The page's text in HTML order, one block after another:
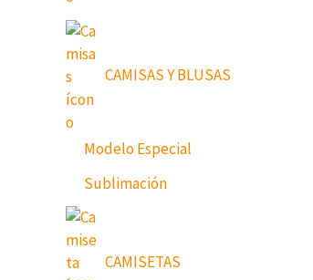
CAMISAS Y BLUSAS
Modelo Especial
Sublimación
CAMISETAS